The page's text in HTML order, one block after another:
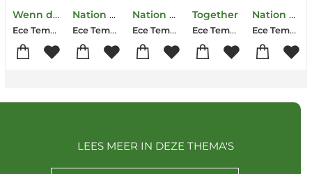
Wenn dein Land nicht mehr dein Land ist oder Sieben Schritte in die Diktatur
Ece Temelkuran
Nation of Strangers
Ece Temelkuran
Nation of Strangers
Ece Temelkuran
Together
Ece Temelkuran
Nation of Strangers: Rebuilding Home in the 21st Century
Ece Temelkuran
LEES MEER IN DEZE THEMA'S